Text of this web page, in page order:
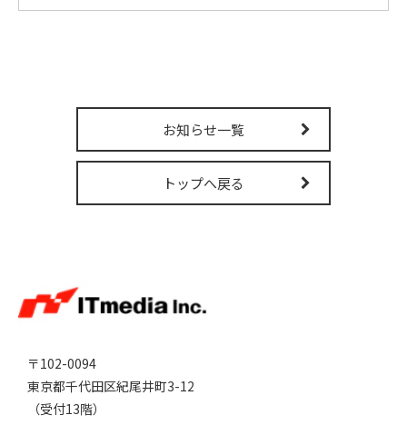
お知らせ一覧
トップへ戻る
〒102-0094
東京都千代田区紀尾井町3-12
（受付13階）